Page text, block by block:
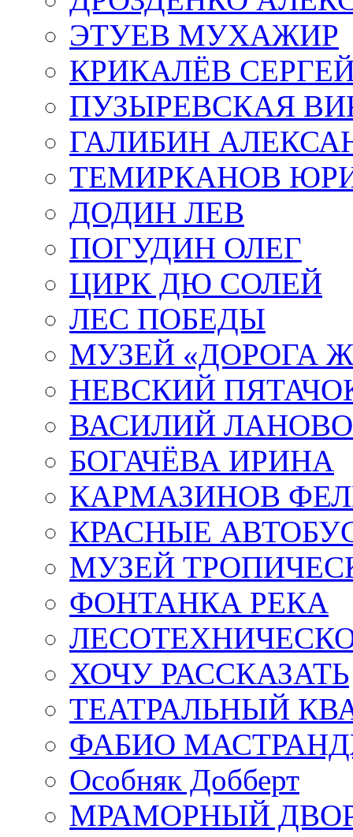
ЭТУЕВ МУХАЖИР
КРИКАЛЁВ
ПУЗЫРЕВСКАЯ
ГАЛИБИН
ТЕМИРКАНОВ
ДОДИН ЛЕВ
ПОГУДИН ОЛЕГ
ЦИРК ДЮ СОЛЕЙ
ЛЕС ПОБЕДЫ
МУЗЕЙ «ДОРОГА
НЕВСКИЙ
ВАСИЛИЙ
БОГАЧЁВА ИРИНА
КАРМАЗИНОВ
КРАСНЫЕ
МУЗЕЙ
ФОНТАНКА РЕКА
ХОЧУ РАССКАЗАТЬ
ТЕАТРАЛЬНЫЙ
ФАБИО
Особняк Добберт
МРАМОРНЫЙ